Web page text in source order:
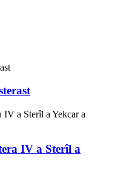
IV a Sterîl a